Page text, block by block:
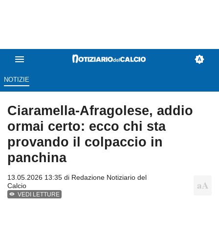
NOTIZIE
Ciaramella-Afragolese, addio
ormai certo: ecco chi sta
provando il colpaccio in
panchina
13.05.2026 13:35 di Redazione Notiziario del
Calcio
VEDI LETTURE